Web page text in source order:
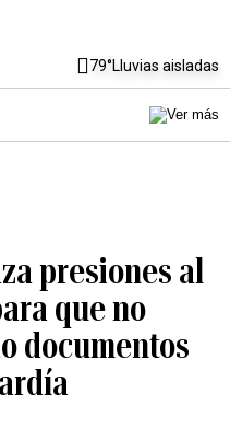
79°Lluvias aisladas
presiones al
que no
documentos